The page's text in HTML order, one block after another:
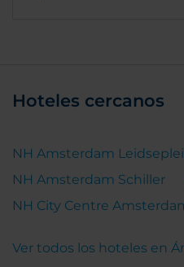
Hoteles cercanos
NH Amsterdam
NH Amsterdam Schiller
NH City Centre
Ver todos los hoteles en